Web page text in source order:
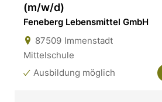
(m/w/d)
Feneberg Lebensmittel GmbH
87509 Immenstadt
Mittelschule
Ausbildung möglich